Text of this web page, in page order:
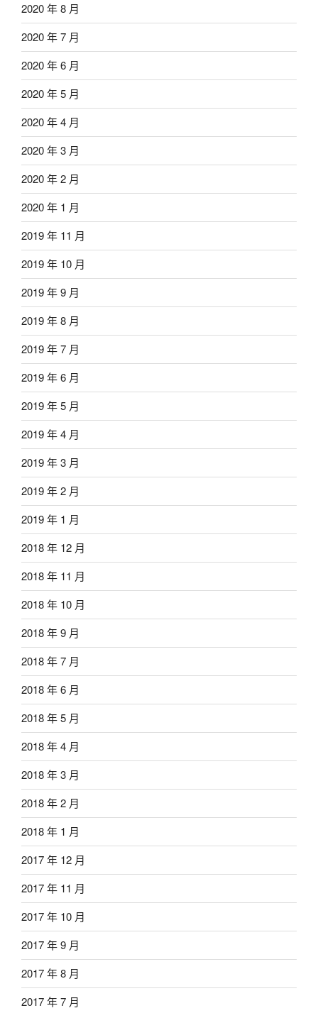
2020 年 8 月
2020 年 7 月
2020 年 6 月
2020 年 5 月
2020 年 4 月
2020 年 3 月
2020 年 2 月
2020 年 1 月
2019 年 11 月
2019 年 10 月
2019 年 9 月
2019 年 8 月
2019 年 7 月
2019 年 6 月
2019 年 5 月
2019 年 4 月
2019 年 3 月
2019 年 2 月
2019 年 1 月
2018 年 12 月
2018 年 11 月
2018 年 10 月
2018 年 9 月
2018 年 7 月
2018 年 6 月
2018 年 5 月
2018 年 4 月
2018 年 3 月
2018 年 2 月
2018 年 1 月
2017 年 12 月
2017 年 11 月
2017 年 10 月
2017 年 9 月
2017 年 8 月
2017 年 7 月